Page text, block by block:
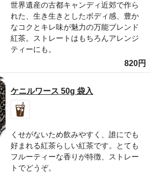
世界遺産の古都キャンディ近郊で作ら
れた、生き生きとしたボディ感、豊か
なコクとキレ味が魅力の万能ブレンド
紅茶。ストレートはもちろんアレンジ
ティーにも。
820円
ケニルワース 50g 袋入
くせがないため飲みやすく、誰にでも
好まれる紅茶らしい紅茶です。とても
フルーティーな香りが特徴、ストレー
トでどうぞ。